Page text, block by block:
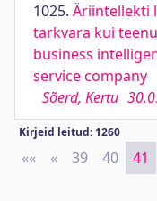
1025. Äriintellekti
tarkvara kui
business
service company
Sõerd, Kertu
Kirjeid leitud: 1260
«« First
« Previous
39 40 41